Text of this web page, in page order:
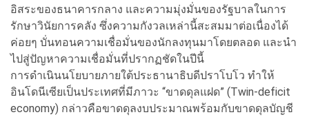
อิสระของธนาคารกลาง และความมุ่งมั่นของรัฐบาลในการ
รักษาวินัยการคลัง ซึ่งความกังวลเหล่านี้สะสมมาต่อเนื่องได้
ค่อยๆ บั่นทอนความเชื่อมั่นของนักลงทุนมาโดยตลอด และนำ
ไปสู่ปัญหาความเชื่อมั่นที่ปรากฏชัดในปีนี้
การดำเนินนโยบายภายใต้ประธานาธิบดีปราโบโว ทำให้
อินโดนีเซียเป็นประเทศที่มีภาวะ “ขาดดุลแฝด” (Twin-deficit
economy) กล่าวคือขาดดุลงบประมาณพร้อมกับขาดดุลบัญชี